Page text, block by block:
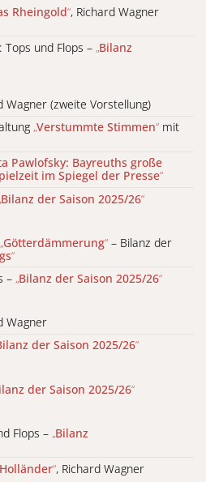
Rheingold“, Richard Wagner
und Flops – „Bilanz
Wagner (zweite Vorstellung)
„Verstummte Stimmen“ mit
Pawlofsky: Bayreuths große
im Spiegel der Presse“
Bilanz der Saison 2025/26“
„Götterdämmerung“ – Bilanz der
“
– „Bilanz der Saison 2025/26“
Wagner
der Saison 2025/26“
der Saison 2025/26“
Flops – „Bilanz
“, Richard Wagner